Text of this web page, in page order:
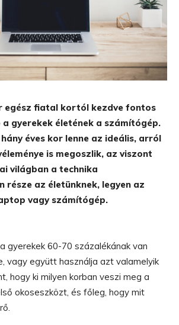
egész fiatal kortól kezdve fontos
a gyerekek életének a számítógép.
hány éves kor lenne az ideális, arról
is megoszlik, az viszont
világban a technika
része az életünknek, legyen az
vagy számítógép.
gyerekek 60-70 százalékának van
vagy együtt használja azt valamelyik
hogy ki milyen korban veszi meg a
okoseszközt, és főleg, hogy mit